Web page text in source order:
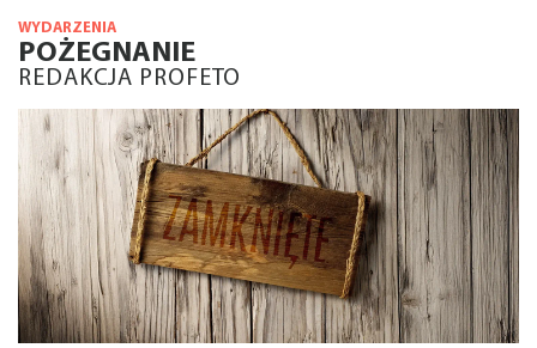
WYDARZENIA
POŻEGNANIE
REDAKCJA PROFETO